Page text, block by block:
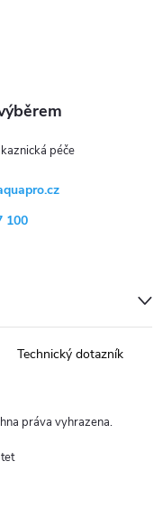
100
Technický dotazník
práva vyhrazena.